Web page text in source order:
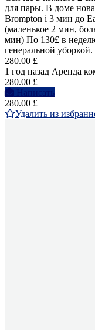
для пары. В доме
Brompton i 3 мин до
(маленькое 2 мин,
мин) По 130£ в
генеральной уборкой.
280.00 £
1 год назад Аренда
280.00 £
Написать
280.00 £
Удалить из